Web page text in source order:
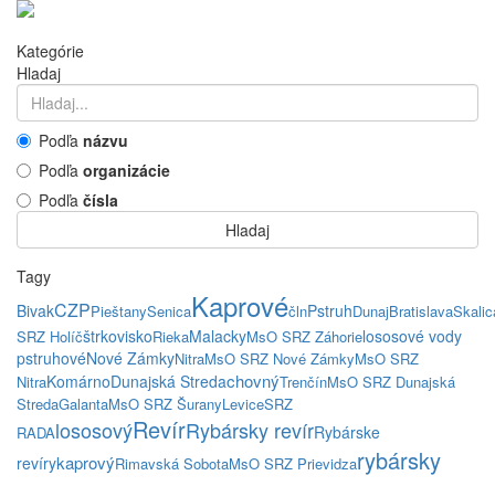
Kategórie
Hladaj
Podľa názvu
Podľa organizácie
Podľa čísla
Hladaj
Tagy
BivakCZPPieštanySenicaKaprovéčlnPstruhDunajBratislava
SRZ HolíčštrkoviskoRiekaMalackyMsO SRZ Záhorielososové vody
pstruhovéNové ZámkyNitraMsO SRZ Nové ZámkyMsO SRZ
NitraKomárnoDunajská StredachovnýTrenčínMsO SRZ Dunajská
StredaGalantaMsO SRZ ŠuranyLeviceSRZ
RADAlososovýRevírRybársky revírRybárske
revírykaprovýRimavská SobotaMsO SRZ Prievidzarybársky